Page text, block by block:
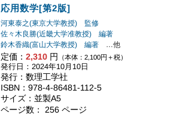
応用数学[第2版]
河東泰之(東京大学教授) 監修
佐々木良勝(近畿大学准教授) 編著
鈴木香織(富山大学教授) 編著…他
定価： 2,310円 （本体：2,100円＋税）
発行日：2024年10月10日
発行：数理工学社
ISBN：978-4-86481-112-5
サイズ：並製A5
ページ数： 256 ページ